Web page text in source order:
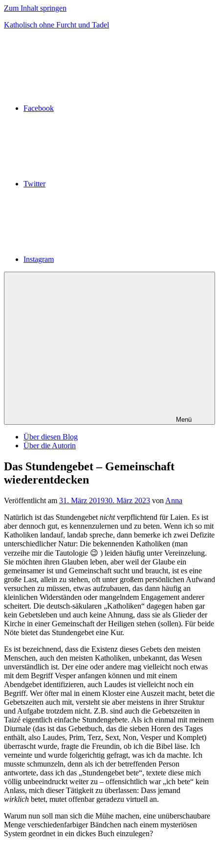
Zum Inhalt springen
Katholisch ohne Furcht und Tadel
Facebook
Twitter
Instagram
Menü
Über diesen Blog
Über die Autorin
Das Stundengebet – Gemeinschaft
wiederentdecken
Veröffentlicht am 31. März 201930. März 2023 von Anna
Natürlich ist das Stundengebet nichtverpflichtend für Laien. Es ist
aber dennoch gut, es kennenzulernen und zu beten. Wenn ich so mit
Katholiken landauf, landab spreche, dann bemerke ich zwei Defizite
unterschiedlicher Natur: Die bekennenden Katholiken (man
verzeihe mir die Tautologie 😉 ) leiden häufig unter Vereinzelung.
Sie möchten ihren Glauben leben, aber weil der Glaube ein
gemeinsamer ist und Gemeinschaft sucht und braucht, ist es eine
große Last, allein zu stehen, oft unter großem persönlichen Aufwand
versuchen zu müssen, etwas aufzubauen, das dann häufig an
kleinlichen Widerständen oder mangelndem Engagement anderer
scheitert. Die deutsch-säkularen „Katholiken“ dagegen haben gar
kein Gebetsleben und auch keine Ahnung, dass sie als Glieder der
Kirche in einer Gemeinschaft der Heiligen stehen (sollen). Für beide
Nöte bietet das Stundengebet eine Kur.
Es ist bezeichnend, dass die Existenz dieses Gebets den meisten
Menschen, auch den meisten Katholiken, unbekannt, das Wesen
unverständlich ist. Der eine oder andere mag vielleicht noch etwas
mit dem Begriff Vesper anfangen können und mit einem
Abendgebet identifizieren, auch Laudes ist vielleicht noch ein
Begriff. Wer öfter mal in einem Kloster eine Auszeit macht, betet die
Gebetszeiten auch mit, versteht sie aber meistens in ihrer Struktur
und Aufgabe trotzdem nicht. Z.B. sind auch die Gebetszeiten in
Taizé eigentlich einfache Stundengebete. Als ich einmal mit meinem
Diurnale (das ist das Gebetbuch, das die sieben Horen des Tages
enthält, also Laudes, Prim, Terz, Sext, Non, Vesper und Komplet)
überrascht wurde, fragte die Freundin, ob ich die Bibel läse. Ich
verneinte und wurde folgerichtig gefragt, was ich da machte. Ich
musste schmunzeln, denn als ich der betreffenden Person
antwortete, dass ich das „Stundengebet bete“, textete diese mich
völlig unbeeindruckt weiter zu – offensichtlich war „ich bete“ kein
Anlass, mich dieser Tätigkeit zu überlassen: Dass jemand
wirklich betet, mutet offenbar geradezu virtuell an.
Warum nun soll man sich die Mühe machen, eine unüberschaubare
Menge verschiedenfarbiger Bändchen nach einem mysteriösen
System geordnet in ein dickes Buch einzulegen?